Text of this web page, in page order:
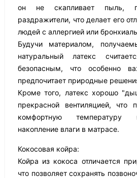
он не скапливает пыль,
раздражители, что делает его
людей с аллергией или
Будучи материалом,
натуральный латекс
безопасным, что особенно
предпочитает природные
Кроме того, латекс хорошо
прекрасной вентиляцией, что
комфортную температуру
накопление влаги в матрасе.
Кокосовая койра:
Койра из кокоса отличается
что позволяет сохранять